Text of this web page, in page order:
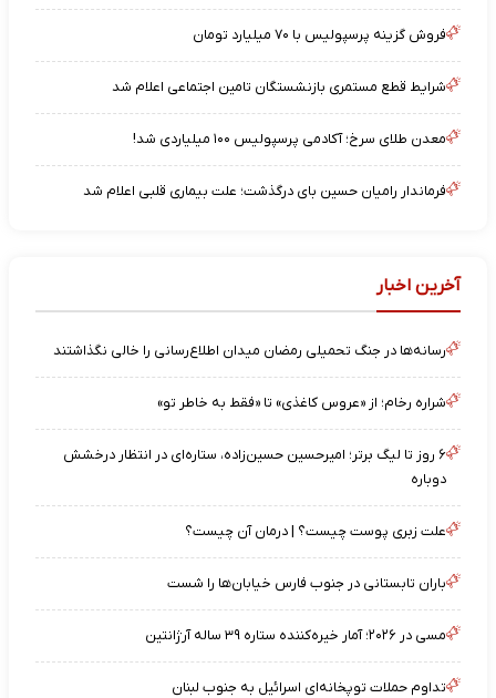
فروش گزینه پرسپولیس با ۷۰ میلیارد تومان
شرایط قطع مستمری بازنشستگان تامین اجتماعی اعلام شد
معدن طلای سرخ؛ آکادمی پرسپولیس ۱۰۰ میلیاردی شد!
فرماندار رامیان حسین بای درگذشت؛ علت بیماری قلبی اعلام شد
آخرین اخبار
رسانه‌ها در جنگ تحمیلی رمضان میدان اطلاع‌رسانی را خالی نگذاشتند
شراره رخام؛ از «عروس کاغذی» تا «فقط به خاطر تو»
۶ روز تا لیگ برتر؛ امیرحسین حسین‌زاده، ستاره‌ای در انتظار درخشش
دوباره
علت زبری پوست چیست؟ | درمان آن چیست؟
باران تابستانی در جنوب فارس خیابان‌ها را شست
مسی در ۲۰۲۶؛ آمار خیره‌کننده ستاره ۳۹ ساله آرژانتین
تداوم حملات توپخانه‌ای اسرائیل به جنوب لبنان